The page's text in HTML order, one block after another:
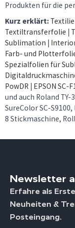
Produkten für die
Kurz erklärt:
Textiltransferfolie
Sublimation
Farb- und
Spezialfolien für
PowDR EPSON SC-
und auch Roland TY-
SureColor SC-
8 Stickmaschine,
Newsletter
Erfahre als
Neuheiten &
Posteingang.